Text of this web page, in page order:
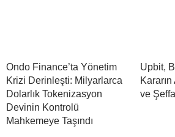
Ondo Finance’ta Yönetim
Krizi Derinleşti: Milyarlarca
Dolarlık Tokenizasyon
Devinin Kontrolü
Mahkemeye Taşındı
Upbit,
ve